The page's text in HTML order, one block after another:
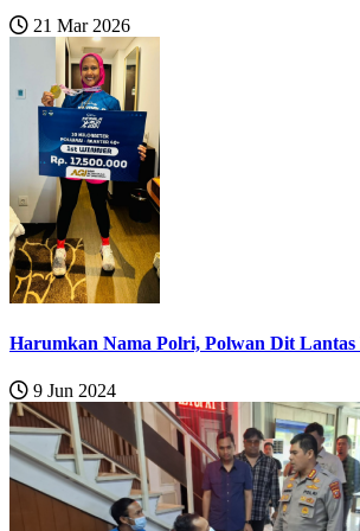
21 Mar 2026
Harumkan Nama Polri, Polwan Dit
9 Jun 2024